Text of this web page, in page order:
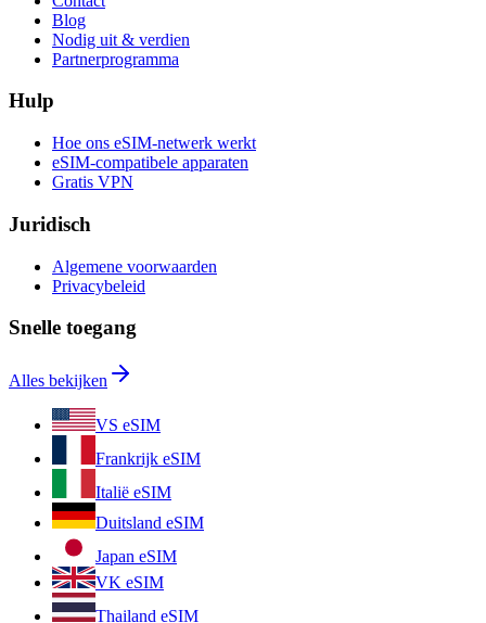
Blog
Nodig uit & verdien
Partnerprogramma
Hulp
Hoe ons eSIM-netwerk werkt
eSIM-compatibele apparaten
Gratis VPN
Juridisch
Algemene voorwaarden
Privacybeleid
Snelle toegang
Alles bekijken
VS eSIM
Frankrijk eSIM
Italië eSIM
Duitsland eSIM
Japan eSIM
VK eSIM
Thailand eSIM